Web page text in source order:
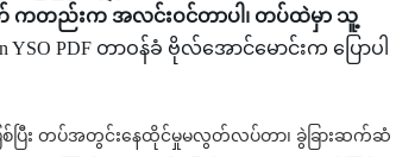
ကတည်းက အလင်းဝင်တာပါ၊ တပ်ထဲမှာ သူ့
YSO PDF တာဝန်ခံ ဗိုလ်အောင်မောင်းက ပြောပါ
စ်ပြီး တပ်အတွင်းနေထိုင်မှုမလွတ်လပ်တာ၊ ခွဲခြားဆက်ဆံ